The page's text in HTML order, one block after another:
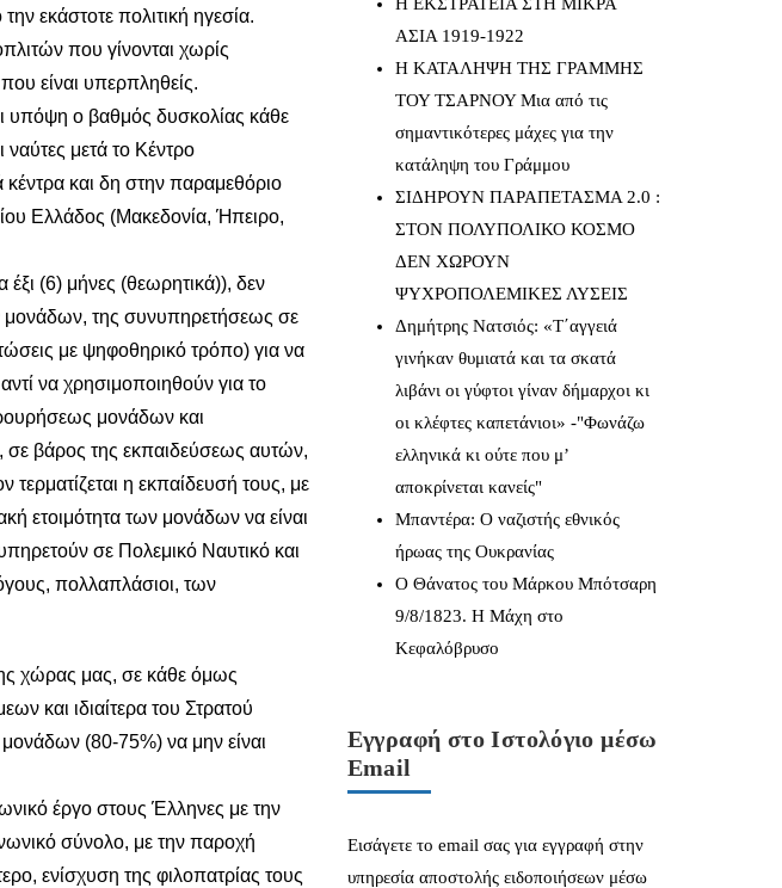
εκάστοτε πολιτική ηγεσία.
που γίνονται χωρίς
που είναι υπερπληθείς.
υπόψη ο βαθμός δυσκολίας κάθε
μετά το Κέντρο
και δη στην παραμεθόριο
Ελλάδος (Μακεδονία, Ήπειρο,
(6) μήνες (θεωρητικά)), δεν
μονάδων, της συνυπηρετήσεως σε
με ψηφοθηρικό τρόπο) για να
να χρησιμοποιηθούν για το
μονάδων και
βάρος της εκπαιδεύσεως αυτών,
η εκπαίδευσή τους, με
ετοιμότητα των μονάδων να είναι
σε Πολεμικό Ναυτικό και
πολλαπλάσιοι, των
χώρας μας, σε κάθε όμως
και ιδιαίτερα του Στρατού
(80-75%) να μην είναι
έργο στους Έλληνες με την
σύνολο, με την παροχή
ενίσχυση της φιλοπατρίας τους
ΑΣΙΑ 1919-1922
Η ΚΑΤΑΛΗΨΗ ΤΗΣ ΓΡΑΜΜΗΣ
ΤΟΥ ΤΣΑΡΝΟΥ Μια από τις
σημαντικότερες μάχες για την
κατάληψη του Γράμμου
ΣΙΔΗΡΟΥΝ ΠΑΡΑΠΕΤΑΣΜΑ 2.0 :
ΣΤΟΝ ΠΟΛΥΠΟΛΙΚΟ ΚΟΣΜΟ
ΔΕΝ ΧΩΡΟΥΝ
ΨΥΧΡΟΠΟΛΕΜΙΚΕΣ ΛΥΣΕΙΣ
Δημήτρης Νατσιός: «Τ΄αγγειά
γινήκαν θυμιατά και τα σκατά
λιβάνι οι γύφτοι γίναν δήμαρχοι κι
οι κλέφτες καπετάνιοι» -"Φωνάζω
ελληνικά κι ούτε που μ’
αποκρίνεται κανείς"
Μπαντέρα: Ο ναζιστής εθνικός
ήρωας της Ουκρανίας
Ο Θάνατος του Μάρκου Μπότσαρη
9/8/1823. Η Μάχη στο
Κεφαλόβρυσο
Εγγραφή στο Ιστολόγιο μέσω
Email
Εισάγετε το email σας για εγγραφή στην
υπηρεσία αποστολής ειδοποιήσεων μέσω